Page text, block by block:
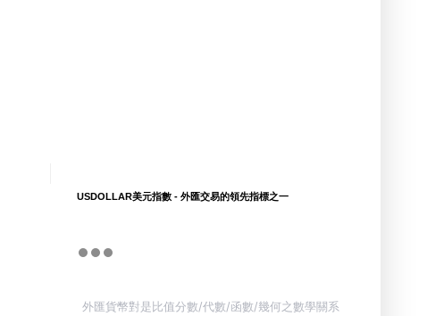
USDOLLAR美元指數 - 外匯交易的領先指標之一
外匯貨幣對是比值分數/代數/函數/幾何之數學關系